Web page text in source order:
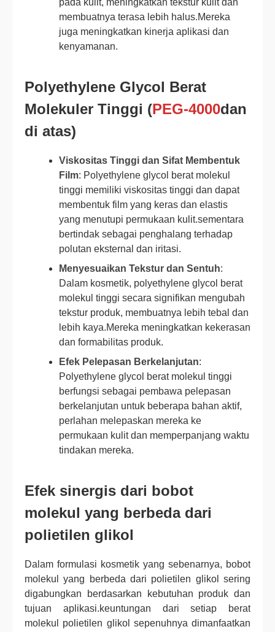
pada kulit, meningkatkan tekstur kulit dan
membuatnya terasa lebih halus.Mereka
juga meningkatkan kinerja aplikasi dan
kenyamanan.
Polyethylene Glycol Berat
Molekuler Tinggi (PEG-4000dan
di atas)
Viskositas Tinggi dan Sifat Membentuk
Film: Polyethylene glycol berat molekul
tinggi memiliki viskositas tinggi dan dapat
membentuk film yang keras dan elastis
yang menutupi permukaan kulit.sementara
bertindak sebagai penghalang terhadap
polutan eksternal dan iritasi.
Menyesuaikan Tekstur dan Sentuh:
Dalam kosmetik, polyethylene glycol berat
molekul tinggi secara signifikan mengubah
tekstur produk, membuatnya lebih tebal dan
lebih kaya.Mereka meningkatkan kekerasan
dan formabilitas produk.
Efek Pelepasan Berkelanjutan:
Polyethylene glycol berat molekul tinggi
berfungsi sebagai pembawa pelepasan
berkelanjutan untuk beberapa bahan aktif,
perlahan melepaskan mereka ke
permukaan kulit dan memperpanjang waktu
tindakan mereka.
Efek sinergis dari bobot
molekul yang berbeda dari
polietilen glikol
Dalam formulasi kosmetik yang sebenarnya, bobot
molekul yang berbeda dari polietilen glikol sering
digabungkan berdasarkan kebutuhan produk dan
tujuan aplikasi.keuntungan dari setiap berat
molekul polietilen glikol sepenuhnya dimanfaatkan